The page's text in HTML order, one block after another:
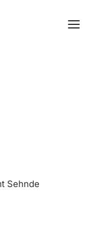
Sehnde
with an
that